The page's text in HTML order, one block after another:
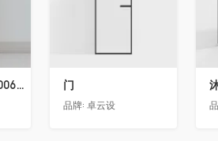
日上-PMS01-L006-金属窄边玻璃门 门
品牌: 卓云设